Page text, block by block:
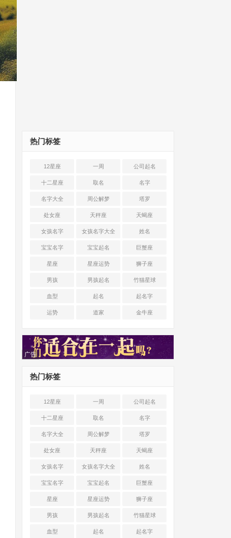
热门标签
12星座 一周 公司起名
十二星座 取名 名字
名字大全 周公解梦 塔罗
处女座 天秤座 天蝎座
女孩名字 女孩名字大全 姓名
宝宝名字 宝宝起名 巨蟹座
星座 星座运势 狮子座
男孩 男孩起名 竹猫星球
血型 起名 起名字
运势 道家 金牛座
广告
热门标签
12星座 一周 公司起名
十二星座 取名 名字
名字大全 周公解梦 塔罗
处女座 天秤座 天蝎座
女孩名字 女孩名字大全 姓名
宝宝名字 宝宝起名 巨蟹座
星座 星座运势 狮子座
男孩 男孩起名 竹猫星球
血型 起名 起名字